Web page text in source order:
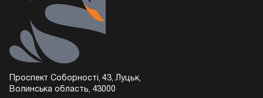
Проспект Соборності, 43, Луцьк,
Волинська область, 43000